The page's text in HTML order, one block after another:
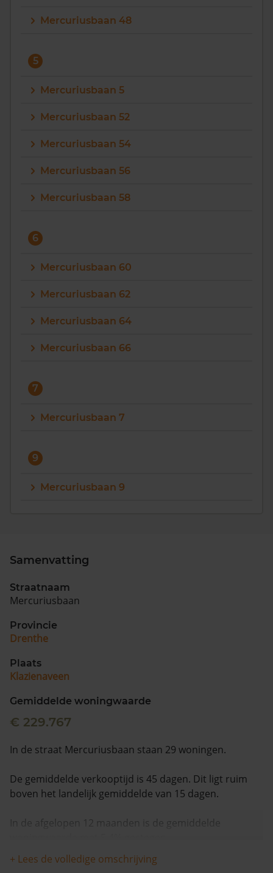
Mercuriusbaan 48
5
Mercuriusbaan 5
Mercuriusbaan 52
Mercuriusbaan 54
Mercuriusbaan 56
Mercuriusbaan 58
6
Mercuriusbaan 60
Mercuriusbaan 62
Mercuriusbaan 64
Mercuriusbaan 66
7
Mercuriusbaan 7
9
Mercuriusbaan 9
Samenvatting
Straatnaam
Mercuriusbaan
Provincie
Drenthe
Plaats
Klazienaveen
Gemiddelde woningwaarde
€ 229.767
In de straat Mercuriusbaan staan 29 woningen.
De gemiddelde verkooptijd is 45 dagen. Dit ligt ruim
boven het landelijk gemiddelde van 15 dagen.
In de afgelopen 12 maanden is de gemiddelde
+ Lees de volledige omschrijving